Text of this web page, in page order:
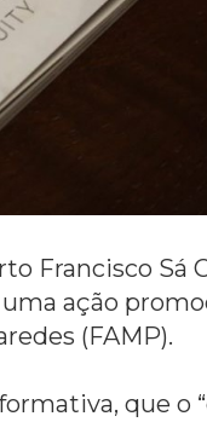
Francisco Sá
ação
(FAMP).
que o